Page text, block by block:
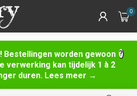
Bestellingen worden gewoon
verwerking kan tijdelijk 1 à 2
duren. Lees meer →
0